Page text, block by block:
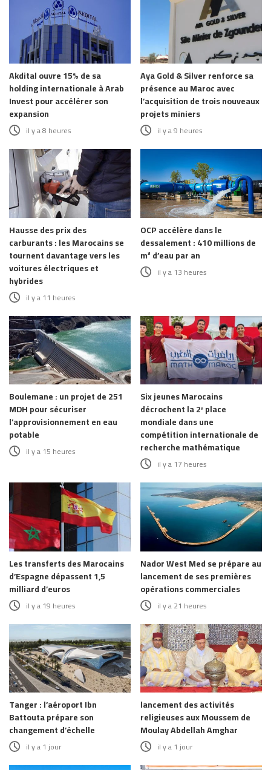
Akdital ouvre 15% de sa
holding internationale à Arab
Invest pour accélérer son
expansion
il y a 8 heures
Aya Gold & Silver renforce sa
présence au Maroc avec
l’acquisition de trois nouveaux
projets miniers
il y a 9 heures
Hausse des prix des
carburants : les Marocains se
tournent davantage vers les
voitures électriques et
hybrides
il y a 11 heures
OCP accélère dans le
dessalement : 410 millions de
m³ d’eau par an
il y a 13 heures
Boulemane : un projet de 251
MDH pour sécuriser
l’approvisionnement en eau
potable
il y a 15 heures
Six jeunes Marocains
décrochent la 2ᵉ place
mondiale dans une
compétition internationale de
recherche mathématique
il y a 17 heures
Les transferts des Marocains
d’Espagne dépassent 1,5
milliard d’euros
il y a 19 heures
Nador West Med se prépare au
lancement de ses premières
opérations commerciales
il y a 21 heures
Tanger : l’aéroport Ibn
Battouta prépare son
changement d’échelle
il y a 1 jour
lancement des activités
religieuses aux Moussem de
Moulay Abdellah Amghar
il y a 1 jour